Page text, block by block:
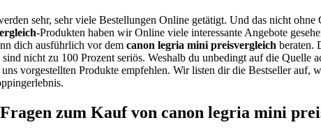
sehr, sehr viele Bestellungen Online getätigt. Und das nicht
-Produkten haben wir Online viele interessante Angebote
dich ausführlich vor dem canon legria mini preisvergleich beraten.
sind nicht zu 100 Prozent seriös. Weshalb du unbedingt auf die
vorgestellten Produkte empfehlen. Wir listen dir die Bestseller
zum Kauf von canon legria mini